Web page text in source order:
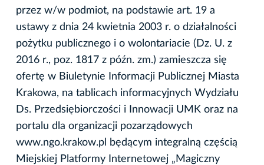
przez w/w podmiot, na podstawie art. 19 a
ustawy z dnia 24 kwietnia 2003 r. o działalności
pożytku publicznego i o wolontariacie (Dz. U. z
2016 r., poz. 1817 z późn. zm.) zamieszcza się
ofertę w Biuletynie Informacji Publicznej Miasta
Krakowa, na tablicach informacyjnych Wydziału
Ds. Przedsiębiorczości i Innowacji UMK oraz na
portalu dla organizacji pozarządowych
www.ngo.krakow.pl będącym integralną częścią
Miejskiej Platformy Internetowej „Magiczny